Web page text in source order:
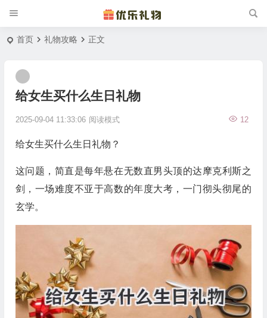
首页 礼物攻略 正文
给女生买什么生日礼物
2025-09-04 11:33:06 12
阅读模式
给女生买什么生日礼物？
这问题，简直是每年悬在无数直男头顶的达摩克利斯之
剑，一场难度不亚于高数的年度大考，一门彻头彻尾的
玄学。